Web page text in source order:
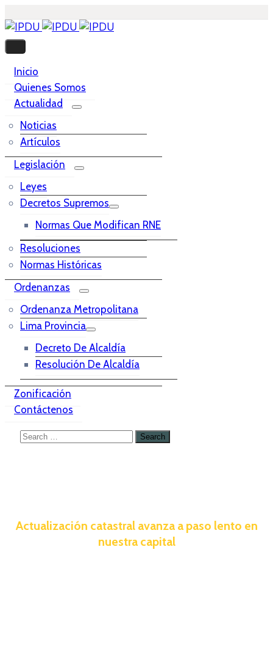
Inicio
Quienes Somos
Actualidad
Noticias
Artículos
Legislación
Leyes
Decretos Supremos
Normas Que Modifican RNE
Resoluciones
Normas Históricas
Ordenanzas
Ordenanza Metropolitana
Lima Provincia
Decreto De Alcaldía
Resolución De Alcaldía
Zonificación
Contáctenos
Actualización catastral avanza a paso lento en
nuestra capital